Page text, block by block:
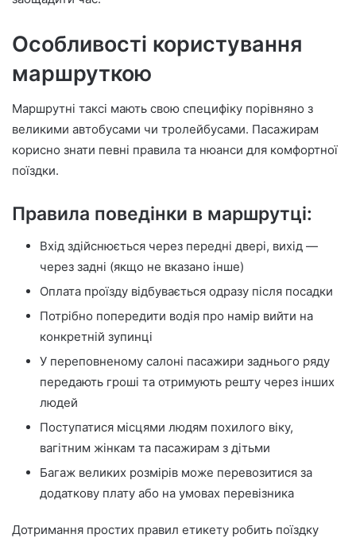
Особливості користування
маршруткою
Маршрутні таксі мають свою специфіку порівняно з
великими автобусами чи тролейбусами. Пасажирам
корисно знати певні правила та нюанси для комфортної
поїздки.
Правила поведінки в маршрутці:
Вхід здійснюється через передні двері, вихід —
через задні (якщо не вказано інше)
Оплата проїзду відбувається одразу після посадки
Потрібно попередити водія про намір вийти на
конкретній зупинці
У переповненому салоні пасажири заднього ряду
передають гроші та отримують решту через інших
людей
Поступатися місцями людям похилого віку,
вагітним жінкам та пасажирам з дітьми
Багаж великих розмірів може перевозитися за
додаткову плату або на умовах перевізника
Дотримання простих правил етикету робить поїздку